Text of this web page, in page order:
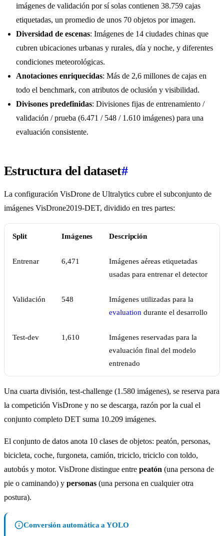
imágenes de validación por sí solas contienen 38.759 cajas
etiquetadas, un promedio de unos 70 objetos por imagen.
Diversidad de escenas: Imágenes de 14 ciudades chinas que
cubren ubicaciones urbanas y rurales, día y noche, y diferentes
condiciones meteorológicas.
Anotaciones enriquecidas: Más de 2,6 millones de cajas en
todo el benchmark, con atributos de oclusión y visibilidad.
Divisones predefinidas: Divisiones fijas de entrenamiento /
validación / prueba (6.471 / 548 / 1.610 imágenes) para una
evaluación consistente.
Estructura del dataset#
La configuración VisDrone de Ultralytics cubre el subconjunto de
imágenes VisDrone2019-DET, dividido en tres partes:
Split Imágenes Descripción
Entrenar 6,471
Imágenes aéreas etiquetadas
usadas para entrenar el detector
Validación 548
Imágenes utilizadas para la
evaluation durante el desarrollo
Test-dev 1,610
Imágenes reservadas para la
evaluación final del modelo
entrenado
Una cuarta división, test-challenge (1.580 imágenes), se reserva para
la competición VisDrone y no se descarga, razón por la cual el
conjunto completo DET suma 10.209 imágenes.
El conjunto de datos anota 10 clases de objetos: peatón, personas,
bicicleta, coche, furgoneta, camión, triciclo, triciclo con toldo,
autobús y motor. VisDrone distingue entre peatón (una persona de
pie o caminando) y personas (una persona en cualquier otra
postura).
Conversión automática a YOLO